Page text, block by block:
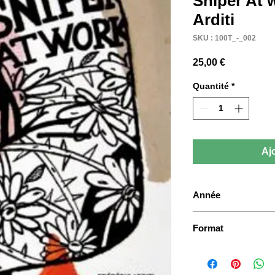
Arditi
SKU : 100T_-_002
25,00 €Prix
Quantité *
Année
Format